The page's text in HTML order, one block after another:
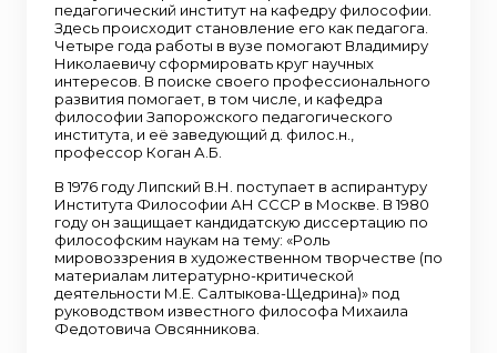
педагогический институт на кафедру философии.
Здесь происходит становление его как педагога.
Четыре года работы в вузе помогают Владимиру
Николаевичу сформировать круг научных
интересов. В поиске своего профессионального
развития помогает, в том числе, и кафедра
философии Запорожского педагогического
института, и её заведующий д. филос.н.,
профессор Коган А.Б.
В 1976 году Липский В.Н. поступает в аспирантуру
Института Философии АН СССР в Москве. В 1980
году он защищает кандидатскую диссертацию по
философским наукам на тему: «Роль
мировоззрения в художественном творчестве (по
материалам литературно-критической
деятельности М.Е. Салтыкова-Щедрина)» под
руководством известного философа Михаила
Федотовича Овсянникова.